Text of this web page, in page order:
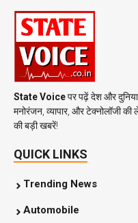
State Voiceपर पढ़ें देश और
मनोरंजन, व्यापार, और टेक्नोलॉजी
की बड़ी खबरें!
QUICK LINKS
Trending News
Automobile